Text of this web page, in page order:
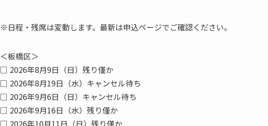
※日程・残席は変動します。最新は申込ページでご確認ください。
＜板橋区＞
□ 2026年8月9日（日）残り僅か
□ 2026年8月19日（水）キャンセル待ち
□ 2026年9月6日（日）キャンセル待ち
□ 2026年9月16日（水）残り僅か